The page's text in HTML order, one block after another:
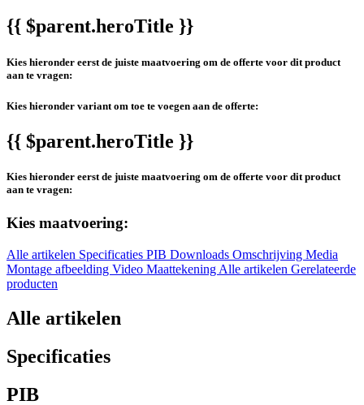
{{ $parent.heroTitle }}
Kies hieronder eerst de juiste maatvoering om de offerte voor dit product
aan te vragen:
Kies hieronder variant om toe te voegen aan de offerte:
{{ $parent.heroTitle }}
Kies hieronder eerst de juiste maatvoering om de offerte voor dit product
aan te vragen:
Kies maatvoering:
Alle artikelen Specificaties PIB Downloads Omschrijving Media
Montage afbeelding Video Maattekening Alle artikelen Gerelateerde
producten
Alle artikelen
Specificaties
PIB